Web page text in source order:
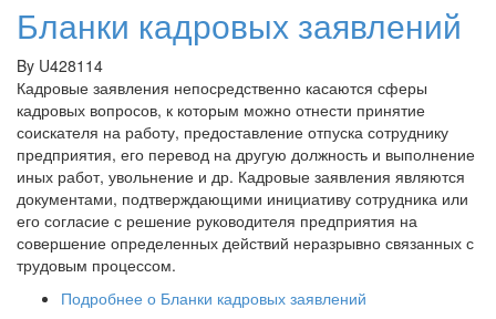
Бланки кадровых заявлений
By U428114
Кадровые заявления непосредственно касаются сферы
кадровых вопросов, к которым можно отнести принятие
соискателя на работу, предоставление отпуска сотруднику
предприятия, его перевод на другую должность и выполнение
иных работ, увольнение и др. Кадровые заявления являются
документами, подтверждающими инициативу сотрудника или
его согласие с решение руководителя предприятия на
совершение определенных действий неразрывно связанных с
трудовым процессом.
Подробнее о Бланки кадровых заявлений